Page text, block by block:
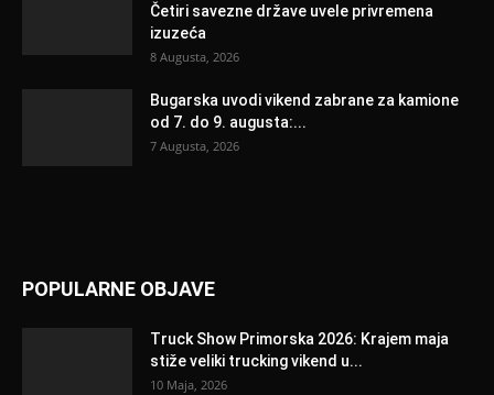
Četiri savezne države uvele privremena
izuzeća
8 Augusta, 2026
Bugarska uvodi vikend zabrane za kamione
od 7. do 9. augusta:...
7 Augusta, 2026
POPULARNE OBJAVE
Truck Show Primorska 2026: Krajem maja
stiže veliki trucking vikend u...
10 Maja, 2026